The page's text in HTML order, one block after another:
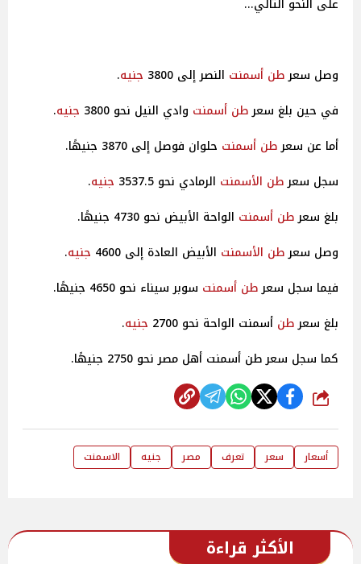
وصل سعرطن أسمنت النصر إلى 3800 جنيه.
في حين بلغ سعرطن أسمنت وادي النيل نحو 3800 جنيه.
أما عن سعرطن أسمنت حلوان فوصل إلى 3870 جنيهًا.
سجل سعرطن الأسمنت الرمادي نحو 3537.5 جنيه.
بلغ سعرطن أسمنت الواحة الأبيض نحو 4730 جنيهًا.
وصل سعرطن الأسمنت الأبيض العادة إلى 4600 جنيه.
فيما سجل سعرطن أسمنت سوبر سيناء نحو 4650 جنيهًا.
بلغ سعرطن أسمنت الواحة نحو 2700 جنيه.
كما سجل سعر طن أسمنت أهل مصر نحو 2750 جنيهًا.
شارك
أسعار سعر تعرف مصر جنيه الاسمنت
الأكثر قراءة